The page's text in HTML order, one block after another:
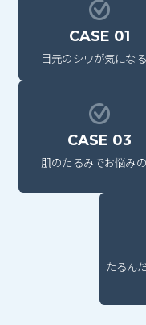
CASE 01
目元のシワが気にな
CASE 03
肌のたるみでお悩み
たるん